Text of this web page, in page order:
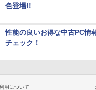
色登場!!
性能の良いお得な中古PC情
チェック！
用について